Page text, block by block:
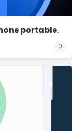
portable.
0